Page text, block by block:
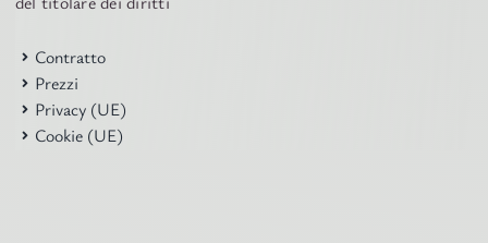
Contratto
Prezzi
Privacy (UE)
Cookie (UE)